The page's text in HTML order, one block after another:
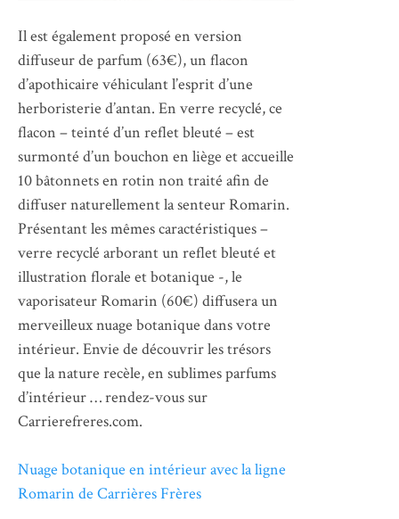
Il est également proposé en version
diffuseur de parfum (63€), un flacon
d’apothicaire véhiculant l’esprit d’une
herboristerie d’antan. En verre recyclé, ce
flacon – teinté d’un reflet bleuté – est
surmonté d’un bouchon en liège et accueille
10 bâtonnets en rotin non traité afin de
diffuser naturellement la senteur Romarin.
Présentant les mêmes caractéristiques –
verre recyclé arborant un reflet bleuté et
illustration florale et botanique -, le
vaporisateur Romarin (60€) diffusera un
merveilleux nuage botanique dans votre
intérieur. Envie de découvrir les trésors
que la nature recèle, en sublimes parfums
d’intérieur … rendez-vous sur
Carrierefreres.com.
​Nuage botanique en intérieur avec la ligne
Romarin​ de Carrières Frères